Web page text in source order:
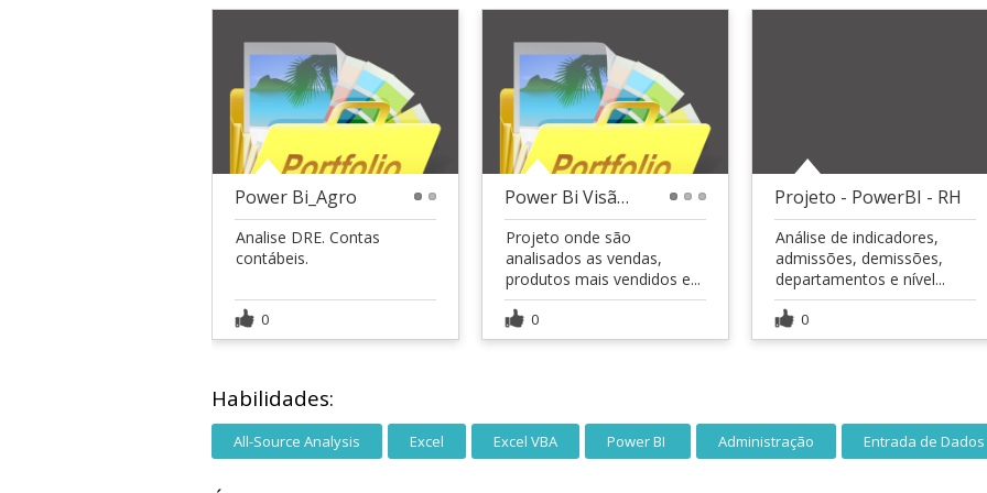
Power Bi_Agro
Analise DRE. Contas
contábeis.
0
Power Bi Visão analítica financeira.
Projeto onde são
analisados as vendas,
produtos mais vendidos e...
0
Projeto - PowerBI - RH
Análise de indicadores,
admissões, demissões,
departamentos e nível...
0
Habilidades:
All-Source Analysis Excel Excel VBA Power BI Administração Entrada de Dados